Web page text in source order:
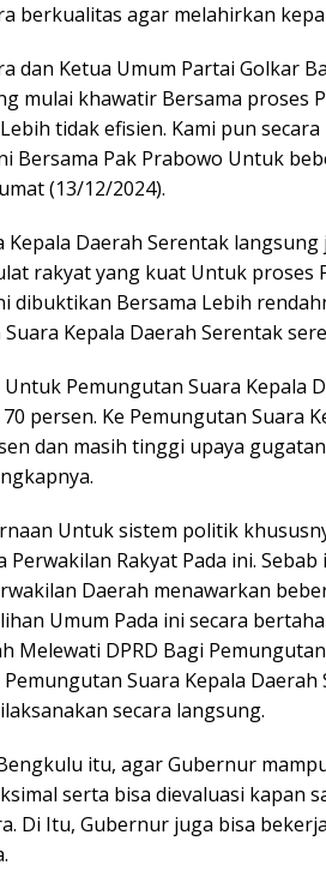
berkualitas agar melahirkan
dan Ketua Umum Partai Golkar
mulai khawatir Bersama proses
tidak efisien. Kami pun
Bersama Pak Prabowo Untuk
(13/12/2024).
Kepala Daerah Serentak
rakyat yang kuat Untuk proses
dibuktikan Bersama Lebih
Kepala Daerah Serentak
Pemungutan Suara Kepala
persen. Ke Pemungutan Suara
dan masih tinggi upaya
Untuk sistem politik
Rakyat Pada ini.
Daerah menawarkan
Umum Pada ini secara
Melewati DPRD Bagi
Suara Kepala Daerah
secara langsung.
itu, agar Gubernur
serta bisa dievaluasi kapan
Di Itu, Gubernur juga bisa